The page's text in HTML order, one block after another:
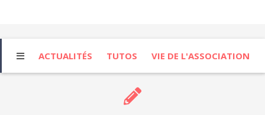
ACTUALITÉS TUTOS VIE DE L'ASSOCIATION